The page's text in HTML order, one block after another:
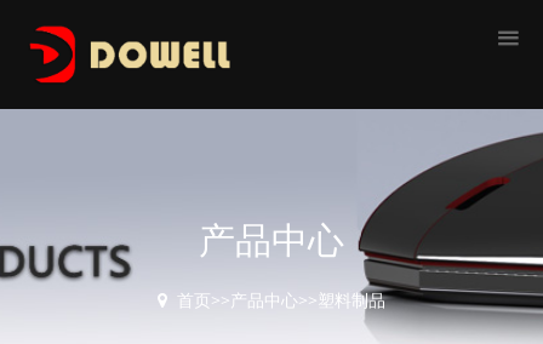
产品中心
首页>>产品中心>>塑料制品